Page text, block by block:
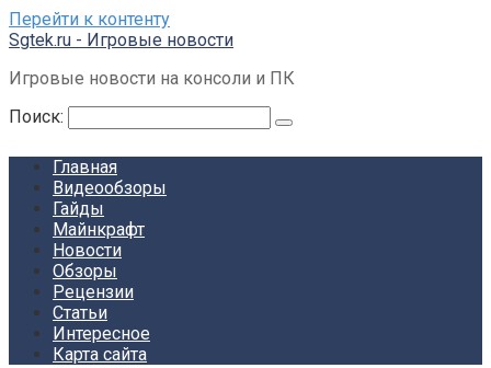
Перейти к контенту
Sgtek.ru - Игровые новости
Игровые новости на консоли и ПК
Поиск:
Главная
Видеообзоры
Гайды
Майнкрафт
Новости
Обзоры
Рецензии
Статьи
Интересное
Карта сайта